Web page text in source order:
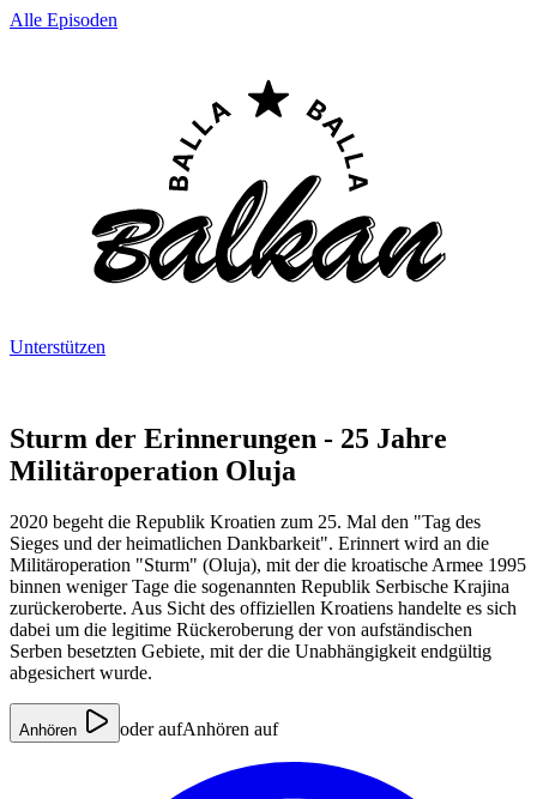
Alle Episoden
Unterstützen
Sturm der Erinnerungen - 25 Jahre
Militäroperation Oluja
2020 begeht die Republik Kroatien zum 25. Mal den "Tag des
Sieges und der heimatlichen Dankbarkeit". Erinnert wird an die
Militäroperation "Sturm" (Oluja), mit der die kroatische Armee 1995
binnen weniger Tage die sogenannten Republik Serbische Krajina
zurückeroberte. Aus Sicht des offiziellen Kroatiens handelte es sich
dabei um die legitime Rückeroberung der von aufständischen
Serben besetzten Gebiete, mit der die Unabhängigkeit endgültig
abgesichert wurde.
Anhören oder aufAnhören auf